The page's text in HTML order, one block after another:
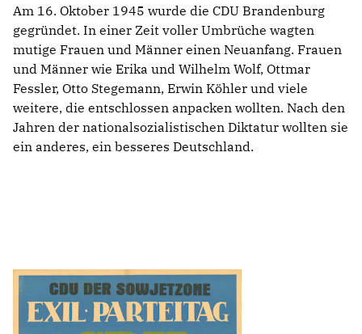
IM LANDTAG
IN DER LANDESREGIERUNG
IM BUNDESTAG
IM EUROPÄISCHEN PARLAMENT
NEWSLETTER ABONNIEREN
BILDER
SPENDEN
Mitglied werden
Am 16. Oktober 1945 wurde die CDU Brandenburg
gegründet. In einer Zeit voller Umbrüche wagten
mutige Frauen und Männer einen Neuanfang. Frauen
und Männer wie Erika und Wilhelm Wolf, Ottmar
Fessler, Otto Stegemann, Erwin Köhler und viele
weitere, die entschlossen anpacken wollten. Nach den
Jahren der nationalsozialistischen Diktatur wollten sie
ein anderes, ein besseres Deutschland.